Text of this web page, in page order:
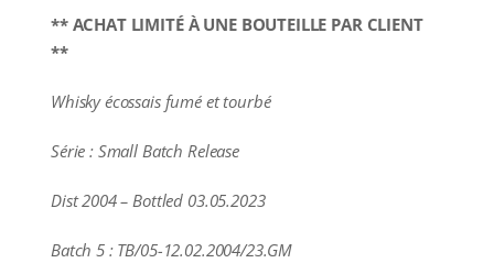
** ACHAT LIMITÉ À UNE BOUTEILLE PAR CLIENT
**
Whisky écossais fumé et tourbé
Série : Small Batch Release
Dist 2004 – Bottled 03.05.2023
Batch 5 : TB/05-12.02.2004/23.GM